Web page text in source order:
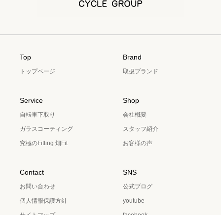
Top
トップページ
Brand
取扱ブランド
Service
自転車下取り
ガラスコーティング
究極のFitting 畑Fit
Shop
会社概要
スタッフ紹介
お客様の声
Contact
お問い合わせ
個人情報保護方針
SNS
公式ブログ
youtube